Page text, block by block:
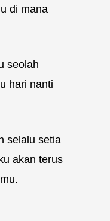
di mana
seolah
hari nanti
selalu setia
akan terus